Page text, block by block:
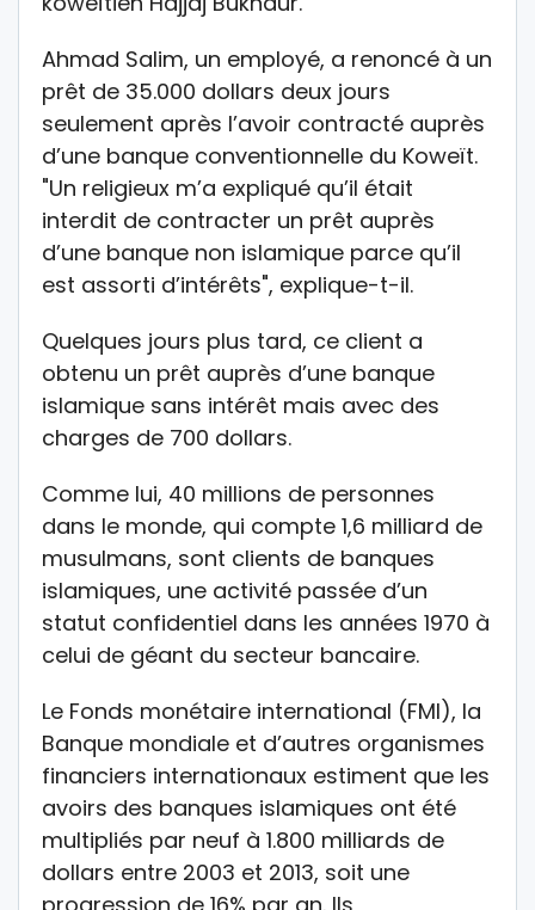
Ahmad Salim, un employé, a renoncé à un
prêt de 35.000 dollars deux jours
seulement après l’avoir contracté auprès
d’une banque conventionnelle du Koweït.
"Un religieux m’a expliqué qu’il était
interdit de contracter un prêt auprès
d’une banque non islamique parce qu’il
est assorti d’intérêts", explique-t-il.
Quelques jours plus tard, ce client a
obtenu un prêt auprès d’une banque
islamique sans intérêt mais avec des
charges de 700 dollars.
Comme lui, 40 millions de personnes
dans le monde, qui compte 1,6 milliard de
musulmans, sont clients de banques
islamiques, une activité passée d’un
statut confidentiel dans les années 1970 à
celui de géant du secteur bancaire.
Le Fonds monétaire international (FMI), la
Banque mondiale et d’autres organismes
financiers internationaux estiment que les
avoirs des banques islamiques ont été
multipliés par neuf à 1.800 milliards de
dollars entre 2003 et 2013, soit une